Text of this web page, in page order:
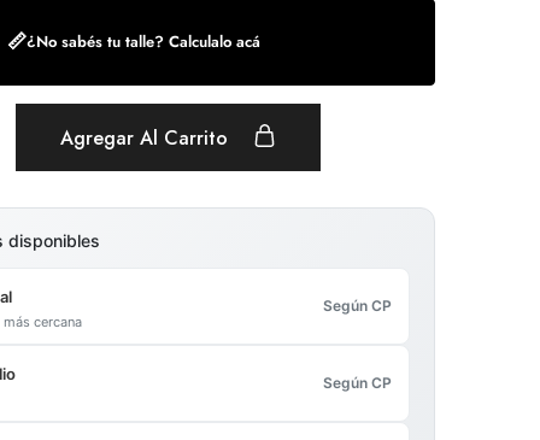
📏¿No sabés tu talle? Calculalo acá
Agregar Al Carrito
disponibles
cercana
Según CP
Según CP